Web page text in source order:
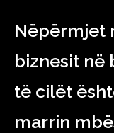
Nëpërmjet
biznesit në
të cilët
marrin